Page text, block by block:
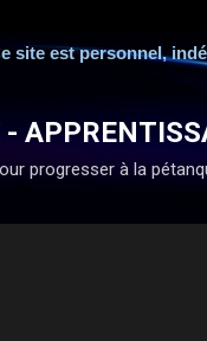
site est personnel,
-
progresser à la